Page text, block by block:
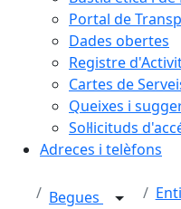
Portal de
Dades obertes
Registre
Cartes de
Queixes i
Sol·licituds
Adreces i telèfons
Begues